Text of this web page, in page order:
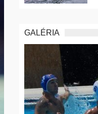
GALÉRIA